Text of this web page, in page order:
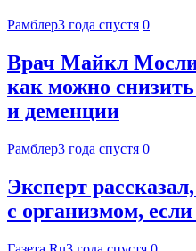
Рамблер3 года спустя 0
Врач Майкл
как можно
и деменции
Рамблер3 года спустя 0
Эксперт
с организмом,